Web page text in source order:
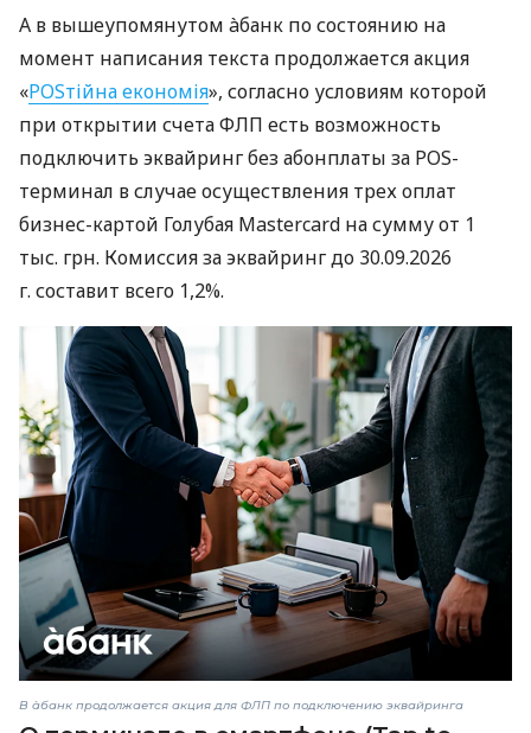
А в вышеупомянутом àбанк по состоянию на
момент написания текста продолжается акция
«POSтійна економія», согласно условиям которой
при открытии счета ФЛП есть возможность
подключить эквайринг без абонплаты за POS-
терминал в случае осуществления трех оплат
бизнес-картой Голубая Mastercard на сумму от 1
тыс. грн. Комиссия за эквайринг до 30.09.2026
г. составит всего 1,2%.
В àбанк продолжается акция для ФЛП по подключению эквайринга